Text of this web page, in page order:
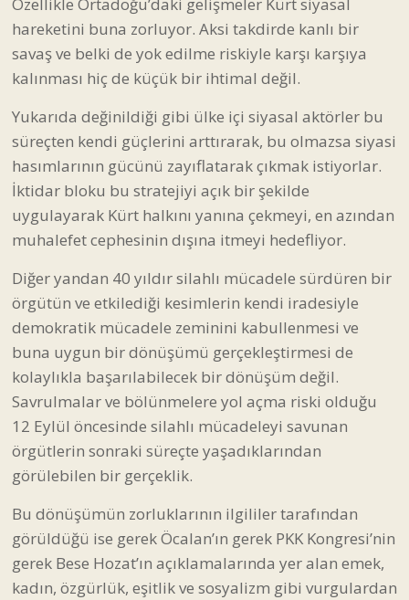
hareketini buna zorluyor. Aksi takdirde kanlı bir
savaş ve belki de yok edilme riskiyle karşı karşıya
kalınması hiç de küçük bir ihtimal değil.
Yukarıda değinildiği gibi ülke içi siyasal aktörler bu
süreçten kendi güçlerini arttırarak, bu olmazsa siyasi
hasımlarının gücünü zayıflatarak çıkmak istiyorlar.
İktidar bloku bu stratejiyi açık bir şekilde
uygulayarak Kürt halkını yanına çekmeyi, en azından
muhalefet cephesinin dışına itmeyi hedefliyor.
Diğer yandan 40 yıldır silahlı mücadele sürdüren bir
örgütün ve etkilediği kesimlerin kendi iradesiyle
demokratik mücadele zeminini kabullenmesi ve
buna uygun bir dönüşümü gerçekleştirmesi de
kolaylıkla başarılabilecek bir dönüşüm değil.
Savrulmalar ve bölünmelere yol açma riski olduğu
12 Eylül öncesinde silahlı mücadeleyi savunan
örgütlerin sonraki süreçte yaşadıklarından
görülebilen bir gerçeklik.
Bu dönüşümün zorluklarının ilgililer tarafından
görüldüğü ise gerek Öcalan’ın gerek PKK Kongresi’nin
gerek Bese Hozat’ın açıklamalarında yer alan emek,
kadın, özgürlük, eşitlik ve sosyalizm gibi vurgulardan